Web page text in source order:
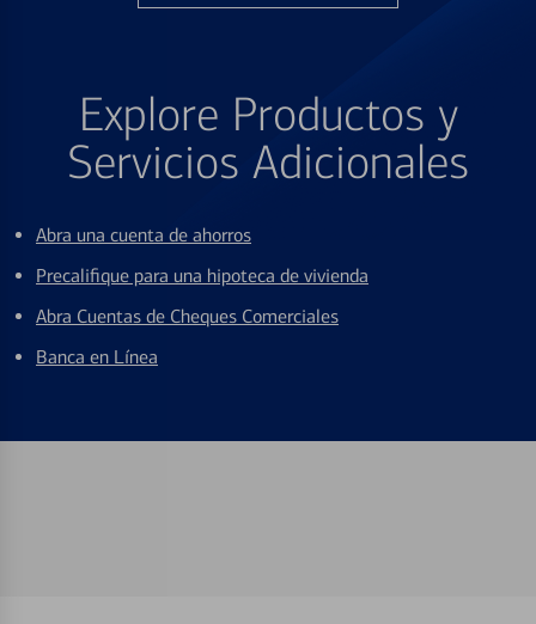
Explore Productos y
Servicios Adicionales
Abra una cuenta de ahorros
Precalifique para una hipoteca de vivienda
Abra Cuentas de Cheques Comerciales
Banca en Línea